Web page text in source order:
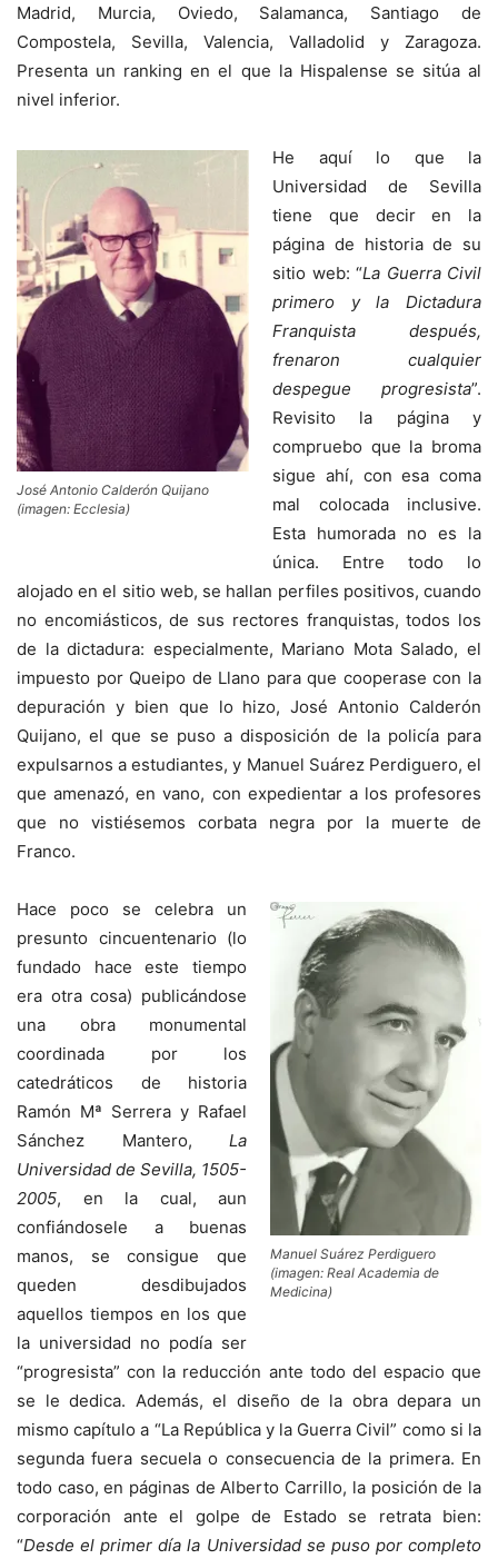
Madrid, Murcia, Oviedo, Salamanca, Santiago de
Compostela, Sevilla, Valencia, Valladolid y Zaragoza.
Presenta un ranking en el que la Hispalense se sitúa al
nivel inferior.
José Antonio Calderón Quijano
(imagen: Ecclesia)
He aquí lo que la
Universidad de Sevilla
tiene que decir en la
página de historia de su
sitio web: “La Guerra Civil
primero y la Dictadura
Franquista después,
frenaron cualquier
despegue progresista”.
Revisito la página y
compruebo que la broma
sigue ahí, con esa coma
mal colocada inclusive.
Esta humorada no es la
única. Entre todo lo
alojado en el sitio web, se hallan perfiles positivos, cuando
no encomiásticos, de sus rectores franquistas, todos los
de la dictadura: especialmente, Mariano Mota Salado, el
impuesto por Queipo de Llano para que cooperase con la
depuración y bien que lo hizo, José Antonio Calderón
Quijano, el que se puso a disposición de la policía para
expulsarnos a estudiantes, y Manuel Suárez Perdiguero, el
que amenazó, en vano, con expedientar a los profesores
que no vistiésemos corbata negra por la muerte de
Franco.
Manuel Suárez Perdiguero
(imagen: Real Academia de
Medicina)
Hace poco se celebra un
presunto cincuentenario (lo
fundado hace este tiempo
era otra cosa) publicándose
una obra monumental
coordinada por los
catedráticos de historia
Ramón Mª Serrera y Rafael
Sánchez Mantero, La
Universidad de Sevilla, 1505-
2005, en la cual, aun
confiándosele a buenas
manos, se consigue que
queden desdibujados
aquellos tiempos en los que
la universidad no podía ser
“progresista” con la reducción ante todo del espacio que
se le dedica. Además, el diseño de la obra depara un
mismo capítulo a “La República y la Guerra Civil” como si la
segunda fuera secuela o consecuencia de la primera. En
todo caso, en páginas de Alberto Carrillo, la posición de la
corporación ante el golpe de Estado se retrata bien:
“Desde el primer día la Universidad se puso por completo